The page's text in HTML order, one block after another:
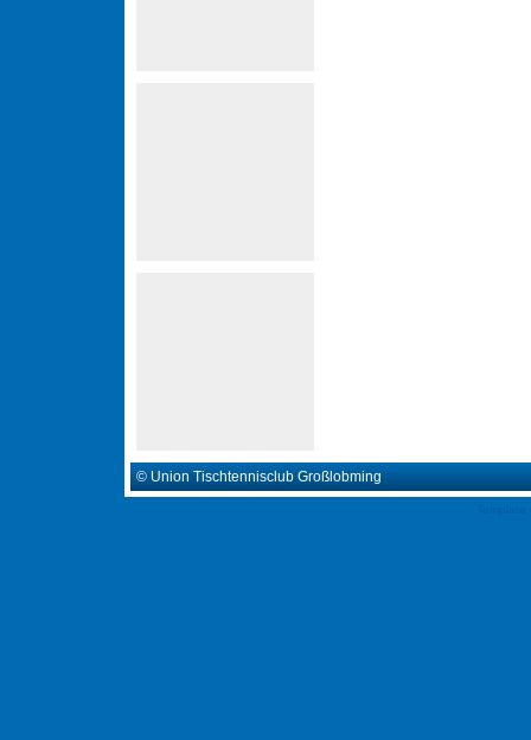
© Union Tischtennisclub Großlobming